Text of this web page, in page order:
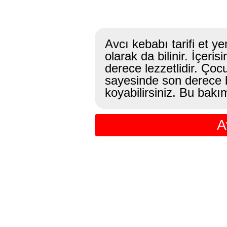
Avcı kebabı tarifi et
olarak da bilinir.
derece lezzetlidir.
sayesinde son derece
koyabilirsiniz. Bu